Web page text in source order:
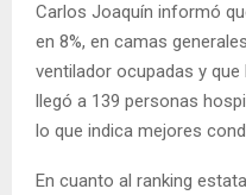
Carlos Joaquín informó
en 8%, en camas
ventilador ocupadas y
llegó a 139 personas
lo que indica mejores
En cuanto al ranking